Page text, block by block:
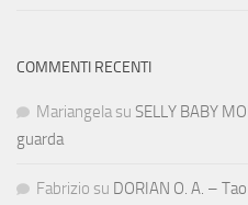
COMMENTI RECENTI
Mariangela su SELLY BABY
guarda
Fabrizio su DORIAN O. A. – Tao